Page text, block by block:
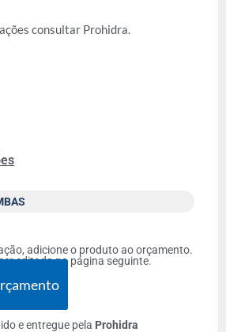
consultar Prohidra.
adicione o produto ao orçamento.
editada na página seguinte.
e entregue pela Prohidra